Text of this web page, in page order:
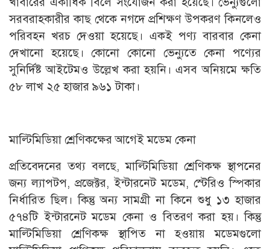
সরবরাহকারীর কাছ থেকে নগদে প্রশিক্ষণ উপকরণ কিনলেও
পরিবহন খরচ দেওয়া হয়েছে। একই পণ্য বারবার কেনা
দেখানো হয়েছে। কোনো কোনো ভেন্যুতে কেনা পণ্যের
সুনির্দিষ্ট আইটেমও উল্লেখ করা হয়নি। এসব অনিয়মে ক্ষতি
৫৮ লাখ ২৫ হাজার ৯৬১ টাকা।
মাল্টিমিডিয়া শ্রেণিকক্ষের আগেই মডেম কেনা
প্রতিবেদনের তথ্য বলছে, মাল্টিমিডিয়া শ্রেণিকক্ষ স্থাপনের
জন্য ল্যাপটপ, প্রজেক্টর, ইন্টারনেট মডেম, স্টেরিও স্পিকার
নির্ধারিত ছিল। কিন্তু অন্য সামগ্রী না কিনে শুধু ১৩ হাজার
৫৭৪টি ইন্টারনেট মডেম কেনা ও বিতরণ করা হয়। কিন্তু
মাল্টিমিডিয়া শ্রেণিকক্ষ স্থাপিত না হওয়ায় মডেমগুলো